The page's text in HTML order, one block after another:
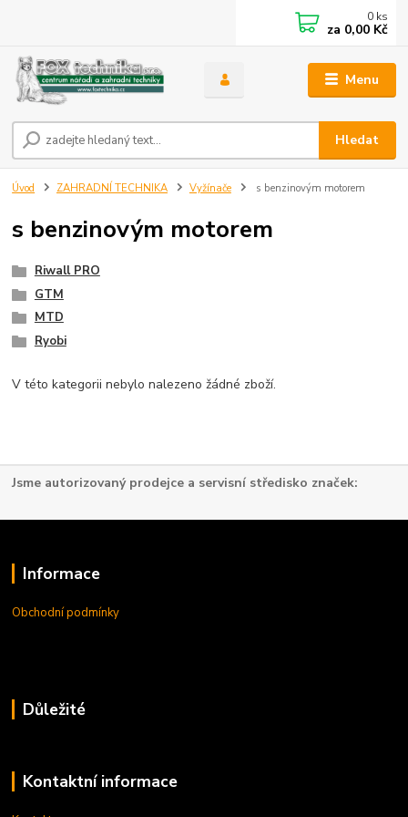
Menu
Hledat
0 ks
za 0,00 Kč
Úvod ZAHRADNÍ TECHNIKA Vyžínače s benzinovým motorem
s benzinovým motorem
Riwall PRO
GTM
MTD
Ryobi
V této kategorii nebylo nalezeno žádné zboží.
Jsme autorizovaný prodejce a servisní středisko značek:
Informace
Obchodní podmínky
Důležité
Kontaktní informace